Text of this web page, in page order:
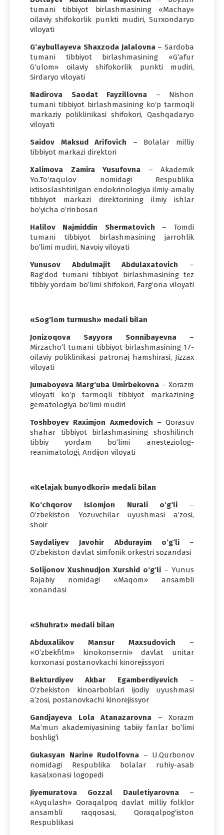
tumani tibbiyot birlashmasining «Machay»
oilaviy shifokorlik punkti mudiri, Surxondaryo
viloyati
G‘aybullayeva Shaxzoda Jalalovna– Sardoba
tumani tibbiyot birlashmasining «G‘afur
G‘ulom» oilaviy shifokorlik punkti mudiri,
Sirdaryo viloyati
Nadirova Saodat Fayzillovna – Nishon
tumani tibbiyot birlashmasining ko‘p tarmoqli
markaziy poliklinikasi shifokori, Qashqadaryo
viloyati
Saidov Maksud Arifovich – Bolalar milliy
tibbiyot markazi direktori
Xalimova Zamira Yusufovna – Akademik
Yo.To‘raqulov nomidagi Respublika
ixtisoslashtirilgan endokrinologiya ilmiy-amaliy
tibbiyot markazi direktorining ilmiy ishlar
bo‘yicha o‘rinbosari
Halilov Najmiddin Shermatovich – Tomdi
tumani tibbiyot birlashmasining jarrohlik
bo‘limi mudiri, Navoiy viloyati
Yunusov Abdulmajit Abdulaxatovich –
Bag‘dod tumani tibbiyot birlashmasining tez
tibbiy yordam bo‘limi shifokori, Farg‘ona viloyati
«Sog‘lom turmush» medali bilan
Jonizoqova Sayyora Sonnibayevna –
Mirzacho‘l tumani tibbiyot birlashmasining 17-
oilaviy poliklinikasi patronaj hamshirasi, Jizzax
viloyati
Jumaboyeva Marg‘uba Umirbekovna – Xorazm
viloyati ko‘p tarmoqli tibbiyot markazining
gematologiya bo‘limi mudiri
Toshboyev Raximjon Axmedovich – Qorasuv
shahar tibbiyot birlashmasining shoshilinch
tibbiy yordam bo‘limi anesteziolog-
reanimatologi, Andijon viloyati
«Kelajak bunyodkori» medali bilan
Ko‘chqorov Islomjon Nurali o‘g‘li –
O‘zbekiston Yozuvchilar uyushmasi a’zosi,
shoir
Saydaliyev Javohir Abdurayim o‘g‘li–
O‘zbekiston davlat simfonik orkestri sozandasi
Solijonov Xushnudjon Xurshid o‘g‘li – Yunus
Rajabiy nomidagi «Maqom» ansambli
xonandasi
«Shuhrat» medali bilan
Abduxalikov Mansur Maxsudovich –
«O‘zbekfilm» kinokonserni» davlat unitar
korxonasi postanovkachi kinorejissyori
Bekturdiyev Akbar Egamberdiyevich –
O‘zbekiston kinoarboblari ijodiy uyushmasi
a’zosi, postanovkachi kinorejissyor
Gandjayeva Lola Atanazarovna – Xorazm
Ma’mun akademiyasining tabiiy fanlar bo‘limi
boshlig‘i
Gukasyan Narine Rudolfovna – U.Qurbonov
nomidagi Respublika bolalar ruhiy-asab
kasalxonasi logopedi
Jiyemuratova Gozzal Dauletiyarovna –
«Ayqulash» Qoraqalpoq davlat milliy folklor
ansambli raqqosasi, Qoraqalpog‘iston
Respublikasi